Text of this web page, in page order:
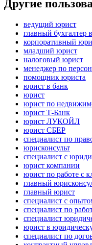
Другие
ведущий юрист
главный бухгалтер
корпоративный
младший юрист
налоговый юрист
менеджер по
помощник юриста
юрист в банк
юрист
юрист по
юрист Т-Банк
юрист ЛУКОЙЛ
юрист СБЕР
специалист по
юрисконсульт
специалист с
юрист компании
юрист по работе с
главный
главный юрист
специалист с
специалист по
специалист
юрист в
специалист по